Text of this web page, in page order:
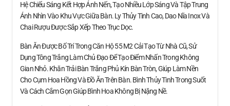
Hệ Chiếu Sáng Kết Hợp Ánh Nến, Tạo Nhiều Lớp Sáng Và Tập Trung
Ánh Nhìn Vào Khu Vực Giữa Bàn. Ly Thủy Tinh Cao, Dao Nĩa Inox Và
Chai Rượu Được Sắp Xếp Theo Trục Dọc.
Bàn Ăn Được Bố Trí Trong Căn Hộ 55 M2 Cải Tạo Từ Nhà Cũ, Sử
Dụng Tông Trắng Làm Chủ Đạo Để Tạo Điểm Nhấn Trong Không
Gian Nhỏ. Khăn Trải Bàn Trắng Phủ Kín Bàn Tròn, Giúp Làm Nền
Cho Cụm Hoa Hồng Và Đồ Ăn Trên Bàn. Bình Thủy Tinh Trong Suốt
Và Cách Cắm Gọn Giúp Bình Hoa Không Bị Nặng Nề.